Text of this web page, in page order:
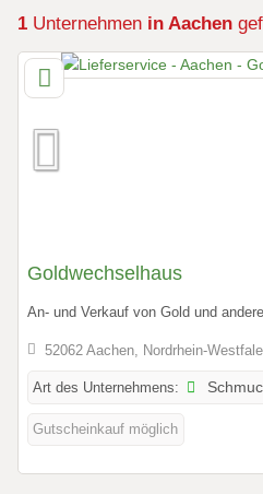
1 Unternehmen in Aachen
Goldwechselhaus
An- und Verkauf von Gold und
52062 Aachen, Nordrhein-
Art des Unternehmens:
Gutscheinkauf möglich